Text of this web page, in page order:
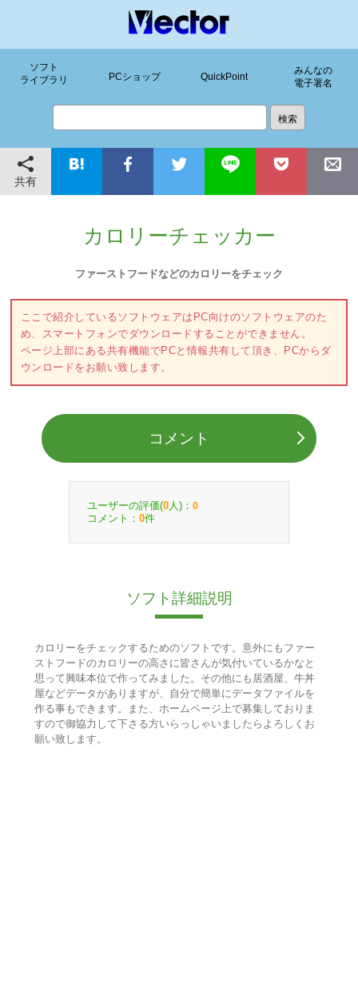
ソフト
ライブラリ
PCショップ QuickPoint
みんなの
電子署名
共有
カロリーチェッカー
ファーストフードなどのカロリーをチェック
ここで紹介しているソフトウェアはPC向けのソフトウェアのた
め、スマートフォンでダウンロードすることができません。
ページ上部にある共有機能でPCと情報共有して頂き、PCからダ
ウンロードをお願い致します。
コメント
ユーザーの評価(0 人)： 0
コメント： 0件
ソフト詳細説明
カロリーをチェックするためのソフトです。意外にもファー
ストフードのカロリーの高さに皆さんが気付いているかなと
思って興味本位で作ってみました。その他にも居酒屋、牛丼
屋などデータがありますが、自分で簡単にデータファイルを
作る事もできます。また、ホームページ上で募集しておりま
すので御協力して下さる方いらっしゃいましたらよろしくお
願い致します。